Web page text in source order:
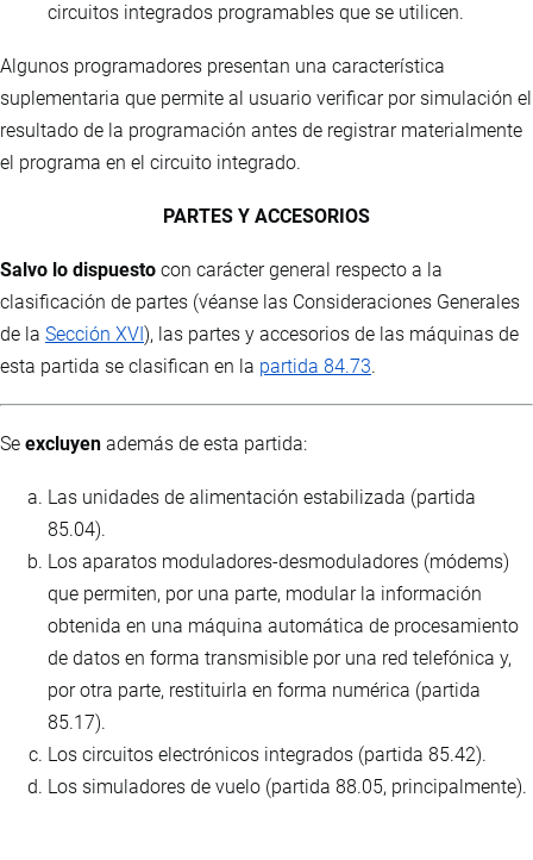
circuitos integrados programables que se utilicen.
Algunos programadores presentan una característica
suplementaria que permite al usuario verificar por simulación el
resultado de la programación antes de registrar materialmente
el programa en el circuito integrado.
PARTES Y ACCESORIOS
Salvo lo dispuesto con carácter general respecto a la
clasificación de partes (véanse las Consideraciones Generales
de la Sección XVI ), las partes y accesorios de las máquinas de
esta partida se clasifican en la partida 84.73.
Se excluyen además de esta partida:
Las unidades de alimentación estabilizada (partida
85.04).
Los aparatos moduladores-desmoduladores (módems)
que permiten, por una parte, modular la información
obtenida en una máquina automática de procesamiento
de datos en forma transmisible por una red telefónica y,
por otra parte, restituirla en forma numérica (partida
85.17).
Los circuitos electrónicos integrados (partida 85.42).
Los simuladores de vuelo (partida 88.05, principalmente).